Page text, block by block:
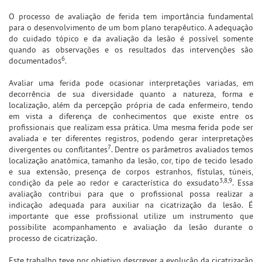
O processo de avaliação de ferida tem importância fundamental
para o desenvolvimento de um bom plano terapêutico. A adequação
do cuidado tópico e da avaliação da lesão é possível somente
quando as observações e os resultados das intervenções são
documentados6.
Avaliar uma ferida pode ocasionar interpretações variadas, em
decorrência de sua diversidade quanto a natureza, forma e
localização, além da percepção própria de cada enfermeiro, tendo
em vista a diferença de conhecimentos que existe entre os
profissionais que realizam essa prática. Uma mesma ferida pode ser
avaliada e ter diferentes registros, podendo gerar interpretações
divergentes ou conflitantes7. Dentre os parâmetros avaliados temos
localização anatômica, tamanho da lesão, cor, tipo de tecido lesado
e sua extensão, presença de corpos estranhos, fístulas, túneis,
condição da pele ao redor e característica do exsudato3,8,9. Essa
avaliação contribui para que o profissional possa realizar a
indicação adequada para auxiliar na cicatrização da lesão. É
importante que esse profissional utilize um instrumento que
possibilite acompanhamento e avaliação da lesão durante o
processo de cicatrização.